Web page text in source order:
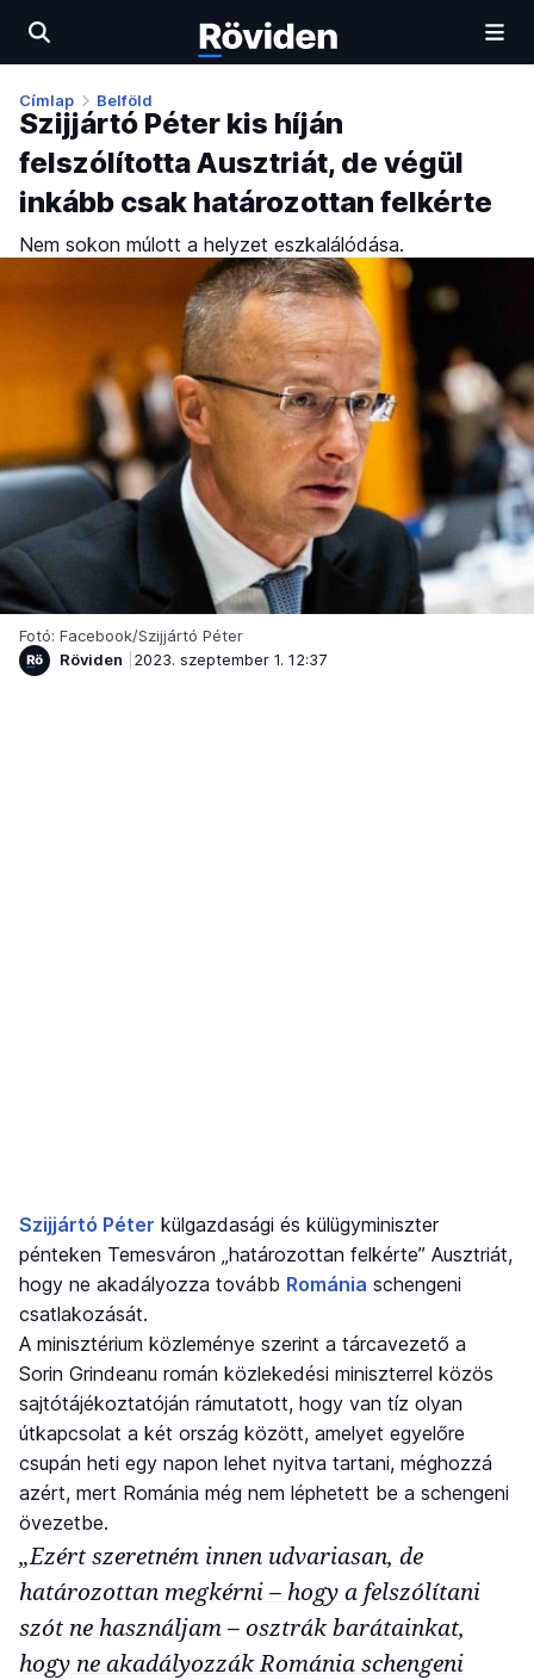
Címlap Belföld
Szijjártó Péter kis híján
felszólította Ausztriát, de végül
inkább csak határozottan felkérte
Nem sokon múlott a helyzet eszkalálódása.
Fotó: Facebook/Szijjártó Péter
Röviden
2023. szeptember 1. 12:37
Szijjártó Péter külgazdasági és külügyminiszter
pénteken Temesváron „határozottan felkérte” Ausztriát,
hogy ne akadályozza tovább Románia schengeni
csatlakozását.
A minisztérium közleménye szerint a tárcavezető a
Sorin Grindeanu román közlekedési miniszterrel közös
sajtótájékoztatóján rámutatott, hogy van tíz olyan
útkapcsolat a két ország között, amelyet egyelőre
csupán heti egy napon lehet nyitva tartani, méghozzá
azért, mert Románia még nem léphetett be a schengeni
övezetbe.
„Ezért szeretném innen udvariasan, de
határozottan megkérni – hogy a felszólítani
szót ne használjam – osztrák barátainkat,
hogy ne akadályozzák Románia schengeni